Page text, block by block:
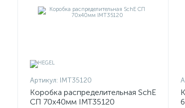
Артикул: IMT35120
Коробка распределительная SchE
СП 70х40мм IMT35120